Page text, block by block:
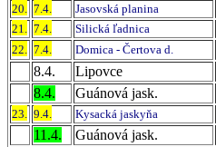
20.
7.4. Jasovská planina
21.
7.4. Silická ľadnica
22.
7.4. Domica - Čertova d.
8.4. Lipovce
8.4. Guánová jask.
23. 9.4. Kysacká jaskyňa
11.4. Guánová jask.